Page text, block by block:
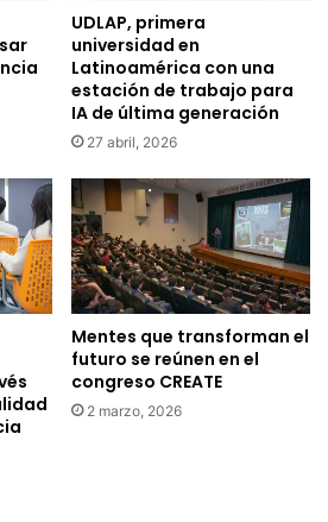
UDLAP, primera
universidad en
Latinoamérica con una
estación de trabajo para
IA de última generación
27 abril, 2026
Mentes que transforman el
futuro se reúnen en el
congreso CREATE
2 marzo, 2026